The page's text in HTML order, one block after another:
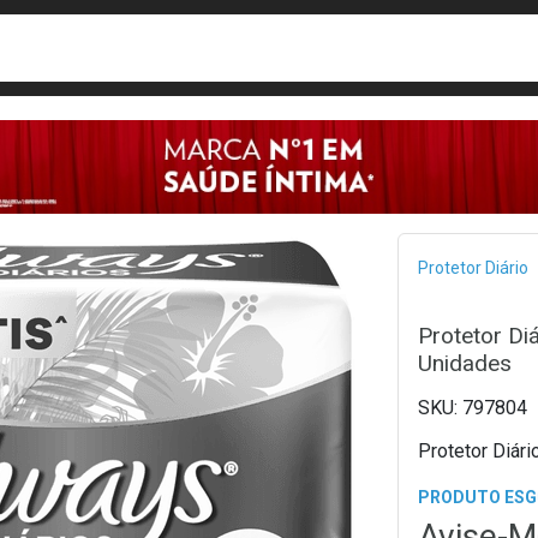
Protetor Diário
Protetor
Unidades
797804
Protetor
PRODUTO